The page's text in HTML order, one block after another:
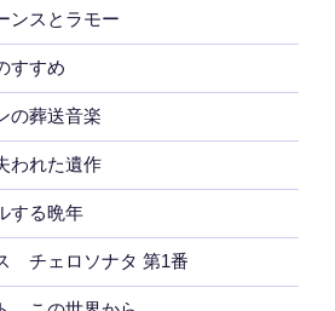
スとラモー
すすめ
の葬送音楽
われた遺作
する晩年
チェロソナタ 第1番